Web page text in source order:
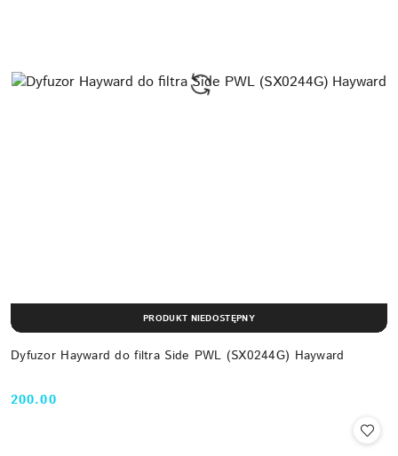
Dyfuzor Hayward do filtra Side PWL (SX0244G) Hayward
Cena:
200.00
PRODUKT NIEDOSTĘPNY